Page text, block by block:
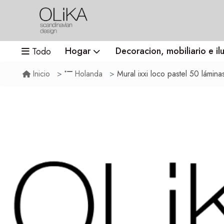
Todo Hogar Decoracion, mobiliario e
Inicio Holanda Mural ixxi loco pastel 50